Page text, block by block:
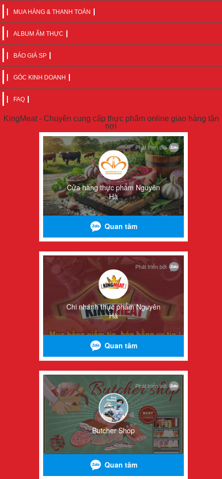
MUA HÀNG & THANH TOÁN
ALBUM ẨM THỰC
BÁO GIÁ SP
GÓC KINH DOANH
FAQ
KingMeat - Chuyên cung cấp thực phẩm online giao hàng tận
nơi